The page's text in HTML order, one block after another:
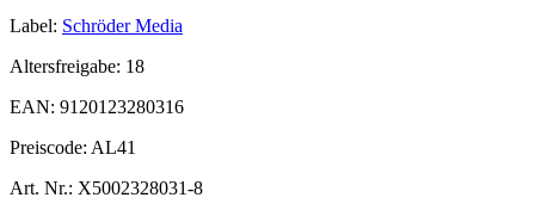
Label: Schröder Media
Altersfreigabe: 18
EAN: 9120123280316
Preiscode: AL41
Art. Nr.: X5002328031-8